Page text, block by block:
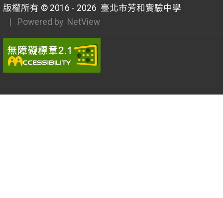
版權所有 © 2016 - 2026 臺北市芳和實驗中學
| Powered by NetView